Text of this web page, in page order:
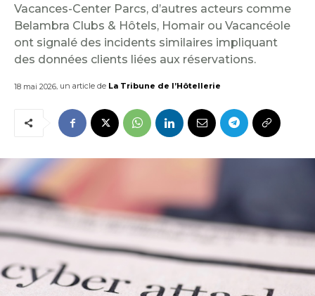
Vacances-Center Parcs, d’autres acteurs comme
Belambra Clubs & Hôtels, Homair ou Vacancéole
ont signalé des incidents similaires impliquant
des données clients liées aux réservations.
18 mai 2026, un article de La Tribune de l’Hôtellerie